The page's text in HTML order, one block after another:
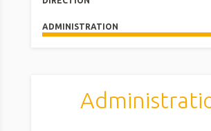
ADMINISTRATION